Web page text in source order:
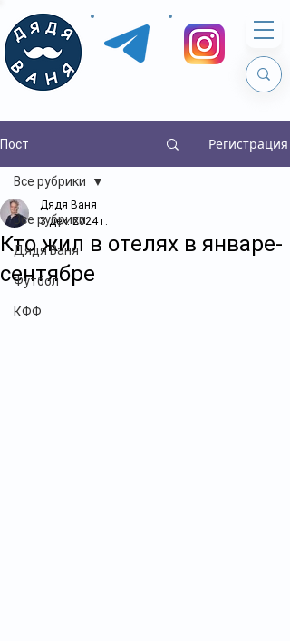
Пост Регистрация
Все рубрики
Дядя Ваня
Футбол
КФФ
Все рубрики
Кто жил в отелях в январе-
сентябре
Дядя Ваня
3 дек. 2024 г.